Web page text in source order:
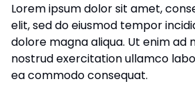
Lorem ipsum dolor sit amet,
elit, sed do eiusmod tempor
dolore magna aliqua. Ut enim ad
nostrud exercitation ullamco
ea commodo consequat.